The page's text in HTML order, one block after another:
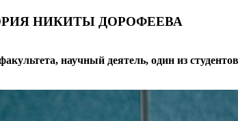
НИКИТЫ ДОРОФЕЕВА
научный деятель, один из